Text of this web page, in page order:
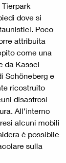
dove si
Poco
attribuita
come una
da Kassel
Schöneberg e
ricostruito
disastrosi
All’interno
alcuni mobili
è possibile
sulla